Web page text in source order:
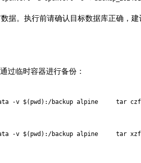
据。执行前请确认目标数据库正确，
过临时容器进行备份：
-v $(pwd):/backup alpine     tar czf /